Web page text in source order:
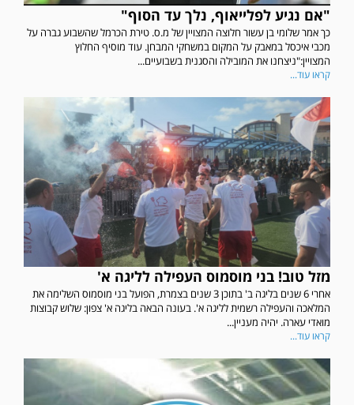
"אם נגיע לפלייאוף, נלך עד הסוף"
כך אמר שלומי בן עשור חלוצה המצויין של מ.ס. טירת הכרמל שהשבוע גברה על
מכבי איכסל במאבק על המקום במשחקי המבחן. עוד מוסיף החלוץ
המצויין:"ניצחנו את המובילה והסגנית בשבועיים...
קראו עוד...
מזל טוב! בני מוסמוס העפילה לליגה א'
אחרי 6 שנים בליגה ב' בתוכן 3 שנים בצמרת, הפועל בני מוסמוס השלימה את
המלאכה והעפילה רשמית לליגה א'. בעונה הבאה בליגה א' צפון: שלוש קבוצות
מואדי עארה. יהיה מעניין...
קראו עוד...